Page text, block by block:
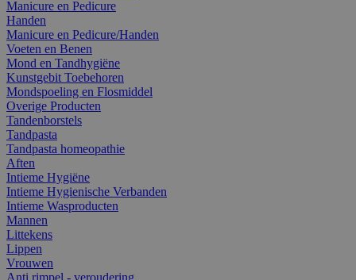
Manicure en Pedicure
Handen
Manicure en Pedicure/Handen
Voeten en Benen
Mond en Tandhygiëne
Kunstgebit Toebehoren
Mondspoeling en Flosmiddel
Overige Producten
Tandenborstels
Tandpasta
Tandpasta homeopathie
Aften
Intieme Hygiëne
Intieme Hygienische Verbanden
Intieme Wasproducten
Mannen
Littekens
Lippen
Vrouwen
Anti rimpel - veroudering